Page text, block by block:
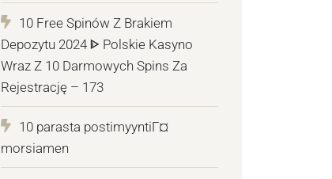
10 Free Spinów Z Brakiem
Depozytu 2024 ᐈ Polskie Kasyno
Wraz Z 10 Darmowych Spins Za
Rejestrację – 173
10 parasta postimyyntiГ¤
morsiamen